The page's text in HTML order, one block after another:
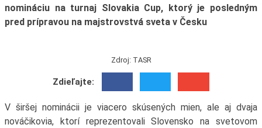
nomináciu na turnaj Slovakia Cup, ktorý je posledným
pred prípravou na majstrovstvá sveta v Česku
Zdroj: TASR
Zdieľajte:
V širšej nominácii je viacero skúsených mien, ale aj dvaja
nováčikovia, ktorí reprezentovali Slovensko na svetovom